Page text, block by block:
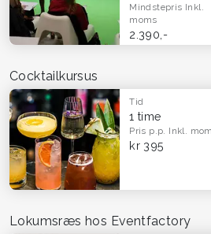
Mindstepris Inkl.
moms
2.390,-
Cocktailkursus
Tid
1 time
Pris p.p. Inkl.
kr 395
Lokumsræs hos Eventfactory